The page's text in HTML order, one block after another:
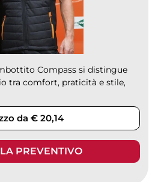
Compass si distingue
tra comfort, praticità e stile,
da € 20,14
PREVENTIVO